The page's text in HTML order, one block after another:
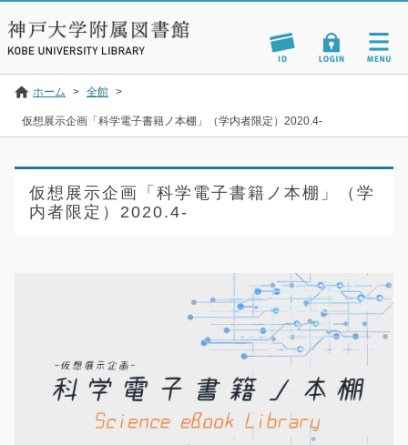
ホーム > 全館 >
仮想展示企画「科学電子書籍ノ本棚」（学内者限定）2020.4-
仮想展示企画「科学電子書籍ノ本棚」（学
内者限定）2020.4-